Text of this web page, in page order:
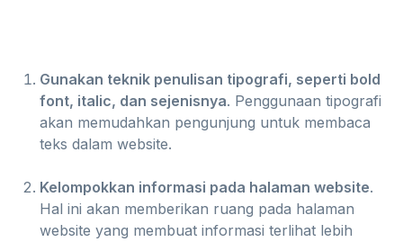
Gunakan teknik penulisan tipografi, seperti bold
font, italic, dan sejenisnya. Penggunaan tipografi
akan memudahkan pengunjung untuk membaca
teks dalam website.
Kelompokkan informasi pada halaman website.
Hal ini akan memberikan ruang pada halaman
website yang membuat informasi terlihat lebih